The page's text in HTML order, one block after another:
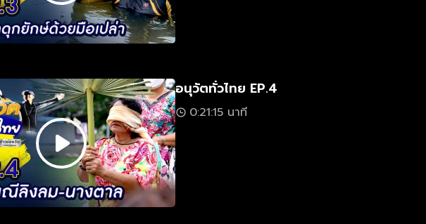
อนุวัตทั่วไทย EP.4
0:21:15 นาที